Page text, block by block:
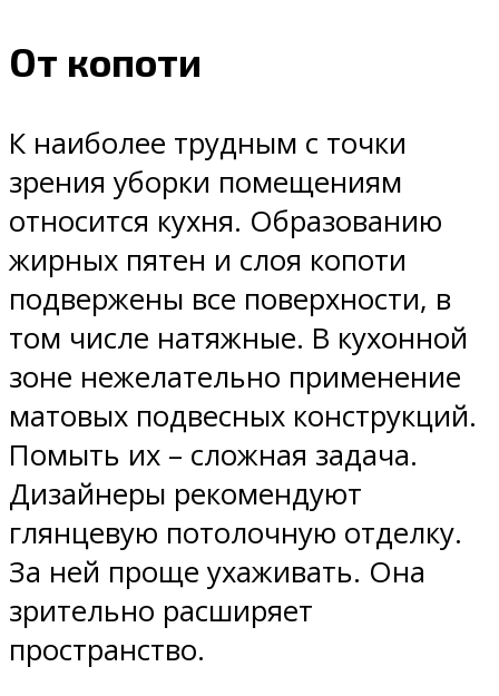
От копоти
К наиболее трудным с точки
зрения уборки помещениям
относится кухня. Образованию
жирных пятен и слоя копоти
подвержены все поверхности, в
том числе натяжные. В кухонной
зоне нежелательно применение
матовых подвесных конструкций.
Помыть их – сложная задача.
Дизайнеры рекомендуют
глянцевую потолочную отделку.
За ней проще ухаживать. Она
зрительно расширяет
пространство.